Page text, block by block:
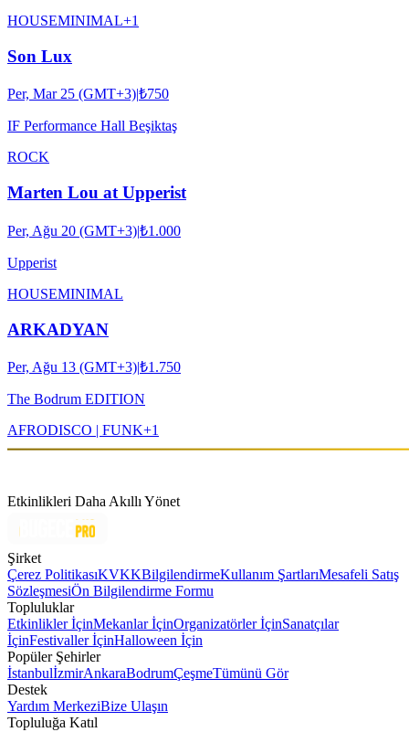
HOUSEMINIMAL+1
Son Lux
Per, Mar 25 (GMT+3)|₺750
IF Performance Hall Beşiktaş
ROCK
Marten Lou at Upperist
Per, Ağu 20 (GMT+3)|₺1.000
Upperist
HOUSEMINIMAL
ARKADYAN
Per, Ağu 13 (GMT+3)|₺1.750
The Bodrum EDITION
AFRODISCO | FUNK+1
Etkinlikleri Daha Akıllı Yönet
Şirket
Çerez PolitikasıKVKKBilgilendirmeKullanım ŞartlarıMesafeli Satış
SözleşmesiÖn Bilgilendirme Formu
Topluluklar
Etkinlikler İçinMekanlar İçinOrganizatörler İçinSanatçılar
İçinFestivaller İçinHalloween İçin
Popüler Şehirler
İstanbulİzmirAnkaraBodrumÇeşmeTümünü Gör
Destek
Yardım MerkeziBize Ulaşın
Topluluğa Katıl